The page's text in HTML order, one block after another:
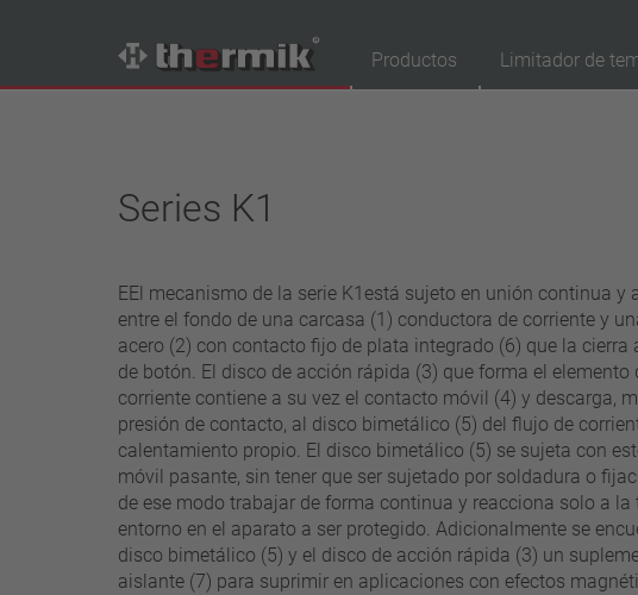
Productos Limitador de
Tipo de conmutador
Gama de temperatura
temperatura estándar (60 – 200 °C)
temperatura alta (205 – 250 °C)
Clase de potencia
1,6 A – 7,5 A
4 A – 25 A
13,5 A – 42 A
25 A – 75 A
con
sin
pin
Series K1
EEl mecanismo de la serie K1está sujeto en unión continua y
entre el fondo de una carcasa (1) conductora de corriente y
acero (2) con contacto fijo de plata integrado (6) que la cierra
de botón. El disco de acción rápida (3) que forma el
corriente contiene a su vez el contacto móvil (4) y descarga,
presión de contacto, al disco bimetálico (5) del flujo de
calentamiento propio. El disco bimetálico (5) se sujeta con
móvil pasante, sin tener que ser sujetado por soldadura o
de ese modo trabajar de forma continua y reacciona solo a la
entorno en el aparato a ser protegido. Adicionalmente se
disco bimetálico (5) y el disco de acción rápida (3) un
aislante (7) para suprimir en aplicaciones con efectos